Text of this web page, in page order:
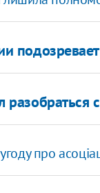
про